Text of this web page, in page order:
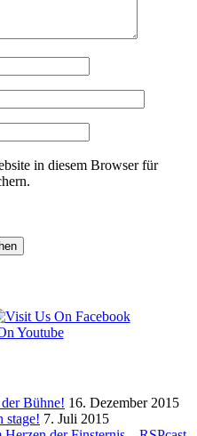
in diesem Browser für
Bühne! 16. Dezember 2015
stage! 7. Juli 2015